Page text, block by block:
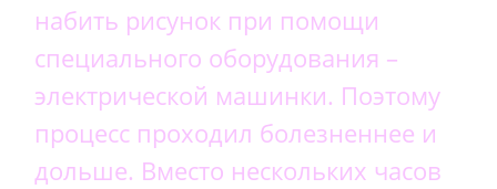
набить рисунок при помощи
специального оборудования –
электрической машинки. Поэтому
процесс проходил болезненнее и
дольше. Вместо нескольких часов